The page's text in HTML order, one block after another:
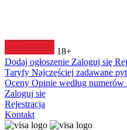
18+
Dodaj ogłoszenie Zaloguj się
Taryfy Najczęściej zadawane
Oceny Opinie według numerów
Zaloguj się
Rejestracja
Kontakt